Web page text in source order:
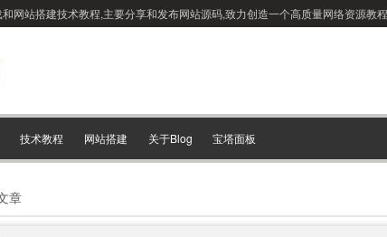
网站搭建技术教程,主要分享和发布网站源码,致力创造一个高质量网络资源教
技术教程 网站搭建 关于Blog 宝塔面板
章